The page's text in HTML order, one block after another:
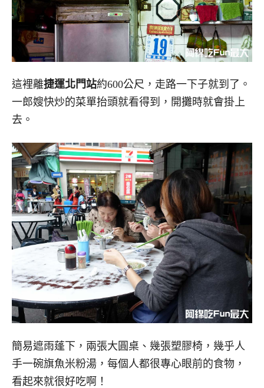
這裡離捷運北門站約600公尺，走路一下子就到了。
一郎嫂快炒的菜單抬頭就看得到，開攤時就會掛上
去。
簡易遮雨蓬下，兩張大圓桌、幾張塑膠椅，幾乎人
手一碗旗魚米粉湯，每個人都很專心眼前的食物，
看起來就很好吃啊！